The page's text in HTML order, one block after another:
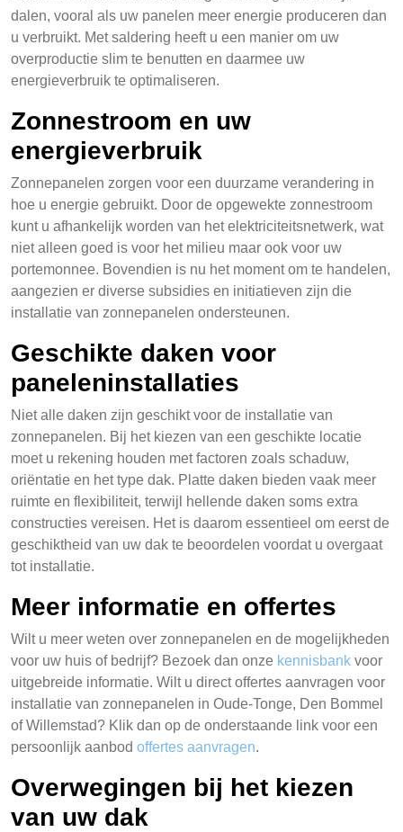
dalen, vooral als uw panelen meer energie produceren dan
u verbruikt. Met saldering heeft u een manier om uw
overproductie slim te benutten en daarmee uw
energieverbruik te optimaliseren.
Zonnestroom en uw
energieverbruik
Zonnepanelen zorgen voor een duurzame verandering in
hoe u energie gebruikt. Door de opgewekte zonnestroom
kunt u afhankelijk worden van het elektriciteitsnetwerk, wat
niet alleen goed is voor het milieu maar ook voor uw
portemonnee. Bovendien is nu het moment om te handelen,
aangezien er diverse subsidies en initiatieven zijn die
installatie van zonnepanelen ondersteunen.
Geschikte daken voor
paneleninstallaties
Niet alle daken zijn geschikt voor de installatie van
zonnepanelen. Bij het kiezen van een geschikte locatie
moet u rekening houden met factoren zoals schaduw,
oriëntatie en het type dak. Platte daken bieden vaak meer
ruimte en flexibiliteit, terwijl hellende daken soms extra
constructies vereisen. Het is daarom essentieel om eerst de
geschiktheid van uw dak te beoordelen voordat u overgaat
tot installatie.
Meer informatie en offertes
Wilt u meer weten over zonnepanelen en de mogelijkheden
voor uw huis of bedrijf? Bezoek dan onze kennisbank voor
uitgebreide informatie. Wilt u direct offertes aanvragen voor
installatie van zonnepanelen in Oude-Tonge, Den Bommel
of Willemstad? Klik dan op de onderstaande link voor een
persoonlijk aanbod offertes aanvragen.
Overwegingen bij het kiezen
van uw dak